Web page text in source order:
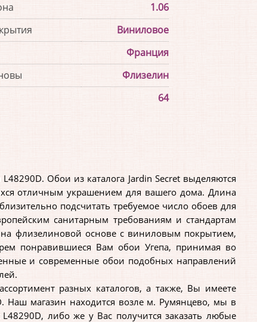
1.06
Виниловое
Франция
Флизелин
64
Обои из каталога Jardin Secret выделяются
отличным украшением для вашего дома. Длина
подсчитать требуемое число обоев для
санитарным требованиям и стандартам
на флизелиновой основе с виниловым покрытием,
понравившиеся Вам обои Угепа, принимая во
и современные обои подобных направлений
разных каталогов, а также, Вы имеете
Наш магазин находится возле м. Румянцево, мы в
либо же у Вас получится заказать любые